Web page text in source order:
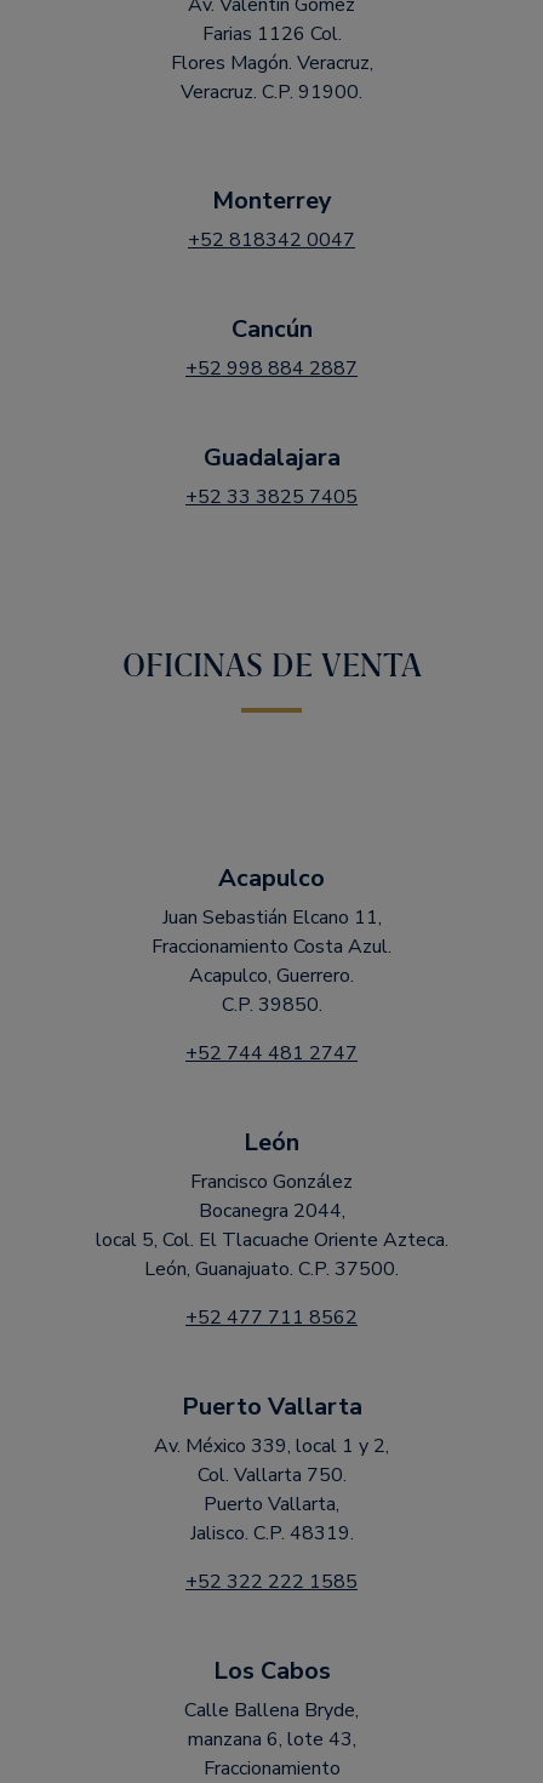
Farias 1126 Col.
Flores Magón. Veracruz,
Veracruz. C.P. 91900.
Monterrey
+52 818342 0047
Cancún
+52 998 884 2887
Guadalajara
+52 33 3825 7405
OFICINAS DE VENTA
Acapulco
Juan Sebastián Elcano 11,
Fraccionamiento Costa Azul.
Acapulco, Guerrero.
C.P. 39850.
+52 744 481 2747
León
Francisco González
Bocanegra 2044,
local 5, Col. El Tlacuache Oriente Azteca.
León, Guanajuato. C.P. 37500.
+52 477 711 8562
Puerto Vallarta
Av. México 339, local 1 y 2,
Col. Vallarta 750.
Puerto Vallarta,
Jalisco. C.P. 48319.
+52 322 222 1585
Los Cabos
Calle Ballena Bryde,
manzana 6, lote 43,
Fraccionamiento